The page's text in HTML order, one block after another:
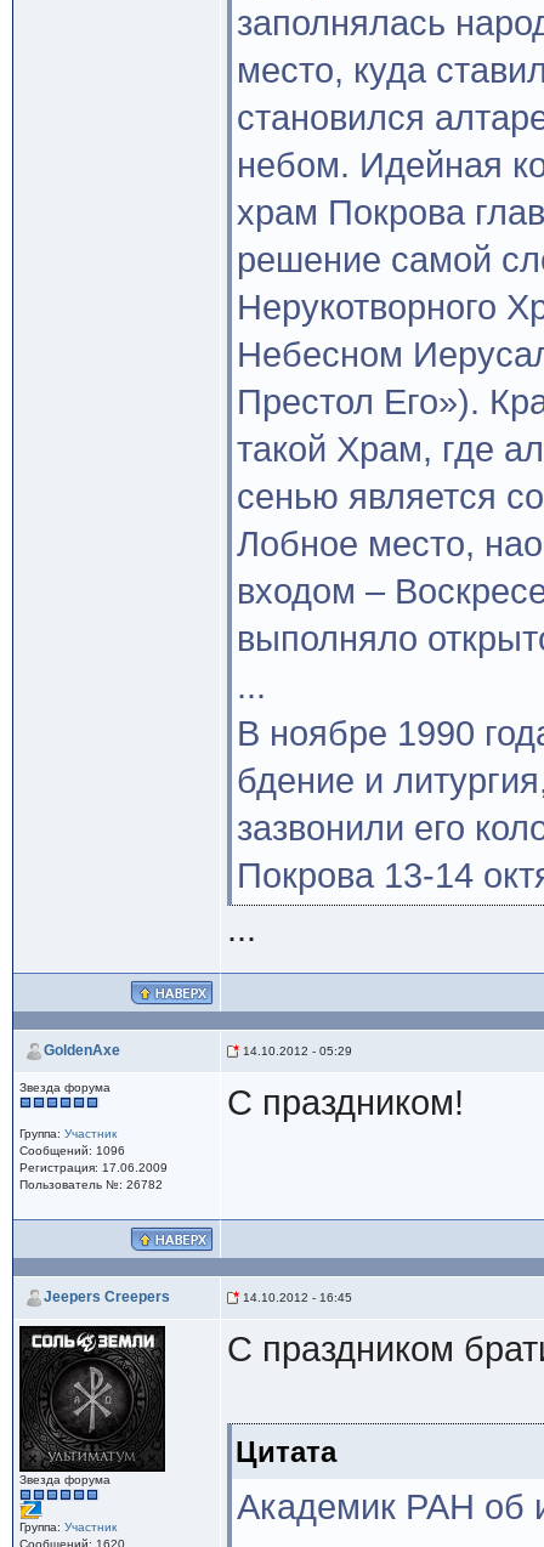
заполнялась
место, куда
становился
небом. Идейная
храм Покрова
решение самой
Нерукотворного
Небесном
Престол Его»).
такой Храм, где
сенью является
Лобное место,
входом –
выполняло
...
В ноябре 1990
бдение и
зазвонили его
Покрова 13-14
...
GoldenAxe 14.10.2012 - 05:29
Звезда форума
Группа: Участник
Сообщений: 1096
Регистрация: 17.06.2009
Пользователь №: 26782
С праздником!
Jeepers Creepers 14.10.2012 - 16:45
Звезда форума
Группа: Участник
Сообщений: 1620
С праздником
Цитата
Академик РАН об